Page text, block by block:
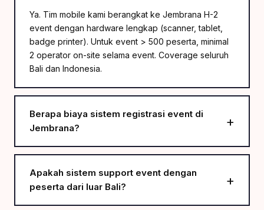
Ya. Tim mobile kami berangkat ke Jembrana H-2
event dengan hardware lengkap (scanner, tablet,
badge printer). Untuk event > 500 peserta, minimal
2 operator on-site selama event. Coverage seluruh
Bali dan Indonesia.
Berapa biaya sistem registrasi event di
Jembrana?
Apakah sistem support event dengan
peserta dari luar Bali?